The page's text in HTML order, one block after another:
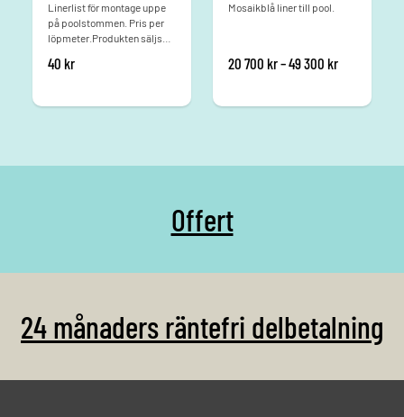
Linerlist för montage uppe
på poolstommen. Pris per
löpmeter.Produkten säljs
butiker, dvs ej online.
40 kr
Mosaikblå liner till pool.
20 700 kr–49 300 kr
Offert
24 månaders räntefri delbetalning